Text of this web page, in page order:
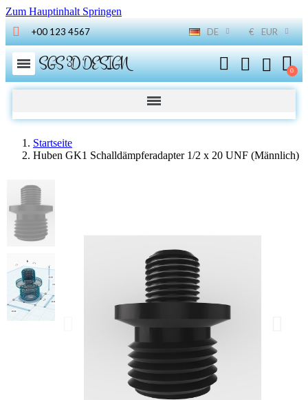
Zum Hauptinhalt Springen
+00 123 4567 DE € EUR
SGS 3D DESIGN
Startseite
Huben GK1 Schalldämpferadapter 1/2 x 20 UNF (Männlich)